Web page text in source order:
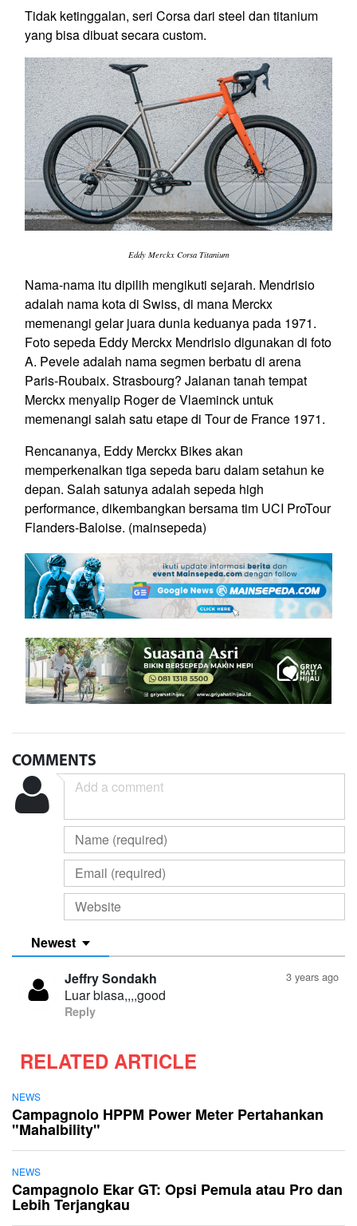
Tidak ketinggalan, seri Corsa dari steel dan titanium
yang bisa dibuat secaracustom.
Eddy Merckx Corsa Titanium
Nama-nama itu dipilih mengikuti sejarah. Mendrisio
adalah nama kota di Swiss, di mana Merckx
memenangi gelar juara dunia keduanya pada 1971.
Foto sepeda Eddy Merckx Mendrisio digunakan di foto
A. Pevele adalah nama segmen berbatu di arena
Paris-Roubaix. Strasbourg? Jalanan tanah tempat
Merckx menyalip Roger de Vlaeminck untuk
memenangi salah satu etape di Tour de France 1971.
Rencananya, Eddy Merckx Bikes akan
memperkenalkan tiga sepeda baru dalam setahun ke
depan. Salah satunya adalah sepeda high
performance, dikembangkan bersama tim UCI ProTour
Flanders-Baloise. (mainsepeda)
COMMENTS
Newest
3 years ago
Jeffry Sondakh
Luar biasa,,,,good
Reply
RELATED ARTICLE
NEWS
Campagnolo HPPM Power Meter Pertahankan
"Mahalbility"
NEWS
Campagnolo Ekar GT: Opsi Pemula atau Pro dan
Lebih Terjangkau